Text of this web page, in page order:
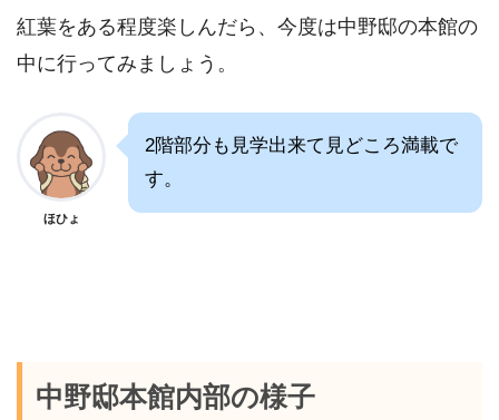
紅葉をある程度楽しんだら、今度は中野邸の本館の
中に行ってみましょう。
ほひょ
2階部分も見学出来て見どころ満載で
す。
中野邸本館内部の様子